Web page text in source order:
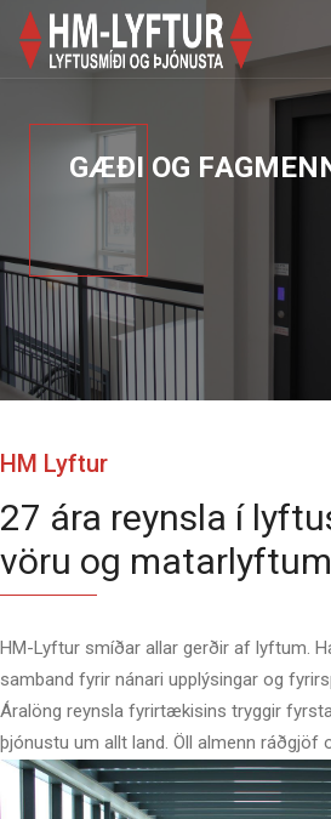
GÆÐI OG FAGMEN
HM Lyftur
27 ára reynsla í
vöru og matarlyftum
HM-Lyftur smíðar allar gerðir af lyftum.
samband fyrir nánari upplýsingar og
Áralöng reynsla fyrirtækisins tryggir
þjónustu um allt land. Öll almenn ráðgjöf
er veitt við hönnun á lyftum og öðru